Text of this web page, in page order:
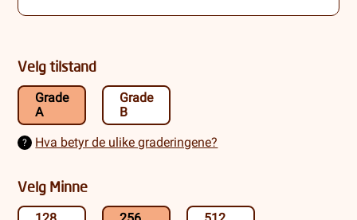
Velg tilstand
Grade
A
Grade
B
? Hva betyr de ulike graderingene?
Velg Minne